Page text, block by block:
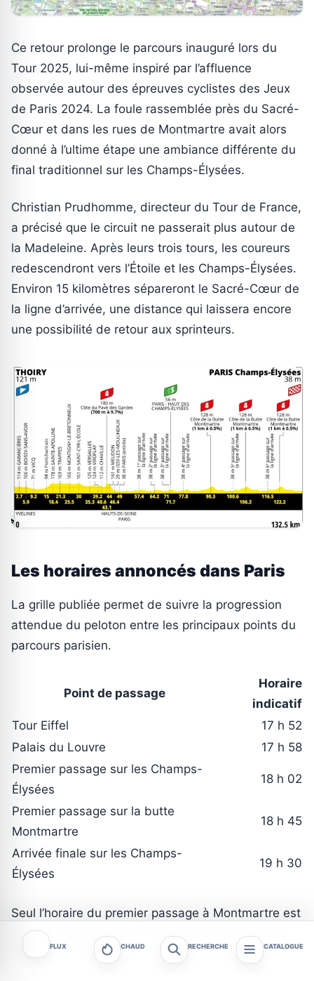
Ce retour prolonge le parcours inauguré lors du
Tour 2025, lui-même inspiré par l’affluence
observée autour des épreuves cyclistes des Jeux
de Paris 2024. La foule rassemblée près du Sacré-
Cœur et dans les rues de Montmartre avait alors
donné à l’ultime étape une ambiance différente du
final traditionnel sur les Champs-Élysées.
Christian Prudhomme, directeur du Tour de France,
a précisé que le circuit ne passerait plus autour de
la Madeleine. Après leurs trois tours, les coureurs
redescendront vers l’Étoile et les Champs-Élysées.
Environ 15 kilomètres sépareront le Sacré-Cœur de
la ligne d’arrivée, une distance qui laissera encore
une possibilité de retour aux sprinteurs.
Les horaires annoncés dans Paris
La grille publiée permet de suivre la progression
attendue du peloton entre les principaux points du
parcours parisien.
Point de passage
Horaire
indicatif
Tour Eiffel
17 h 52
Palais du Louvre
17 h 58
Premier passage sur les Champs-
Élysées
18 h 02
Premier passage sur la butte
Montmartre
18 h 45
Arrivée finale sur les Champs-
Élysées
19 h 30
Seul l’horaire du premier passage à Montmartre est
détaillé. La publication ne précise pas les heures
des deuxième et troisième ascensions de la rue
FLUX CHAUD RECHERCHE CATALOGUE